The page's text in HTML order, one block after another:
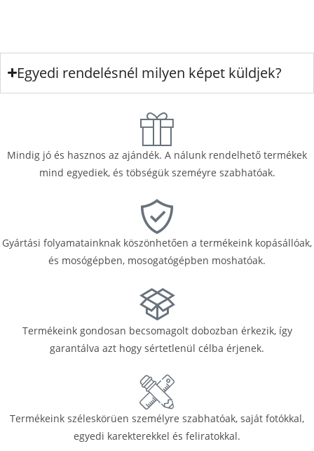
Egyedi rendelésnél milyen képet küldjek?
Mindig jó és hasznos az ajándék. A nálunk rendelhető termékek
mind egyediek, és töbségük szeméyre szabhatóak.
Gyártási folyamatainknak köszönhetően a termékeink kopásállóak,
és mosógépben, mosogatógépben moshatóak.
Termékeink gondosan becsomagolt dobozban érkezik, így
garantálva azt hogy sértetlenül célba érjenek.
Termékeink széleskörüen személyre szabhatóak, saját fotókkal,
egyedi karekterekkel és feliratokkal.